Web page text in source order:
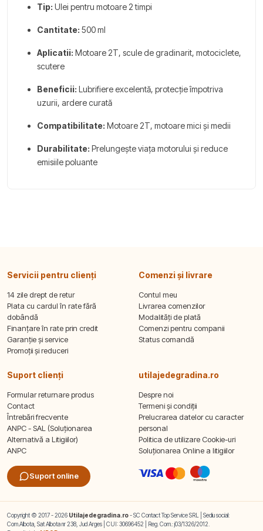
Tip: Ulei pentru motoare 2 timpi
Cantitate: 500 ml
Aplicatii: Motoare 2T, scule de gradinarit, motociclete,
scutere
Beneficii: Lubrifiere excelentă, protecție împotriva
uzurii, ardere curată
Compatibilitate: Motoare 2T, motoare mici și medii
Durabilitate: Prelungește viața motorului și reduce
emisiile poluante
Servicii pentru clienți
14 zile drept de retur
Plata cu cardul în rate fără
dobândă
Finanțare în rate prin credit
Garanție și service
Promoții și reduceri
Comenzi și livrare
Contul meu
Livrarea comenzilor
Modalități de plată
Comenzi pentru companii
Status comandă
Suport clienți
Formular returnare produs
Contact
Întrebări frecvente
ANPC - SAL (Soluționarea
Alternativă a Litigiilor)
ANPC
Suport online
utilajedegradina.ro
Despre noi
Termeni și condiții
Prelucrarea datelor cu caracter
personal
Politica de utilizare Cookie-uri
Soluționarea Online a litigiilor
Copyright © 2017 - 2026 Utilajedegradina.ro- SC Contact Top Service SRL | Sediu social:
Com.Albota, Sat Albota nr 238, Jud Arges | CUI: 30696452 | Reg. Com.: j03/1326/2012.